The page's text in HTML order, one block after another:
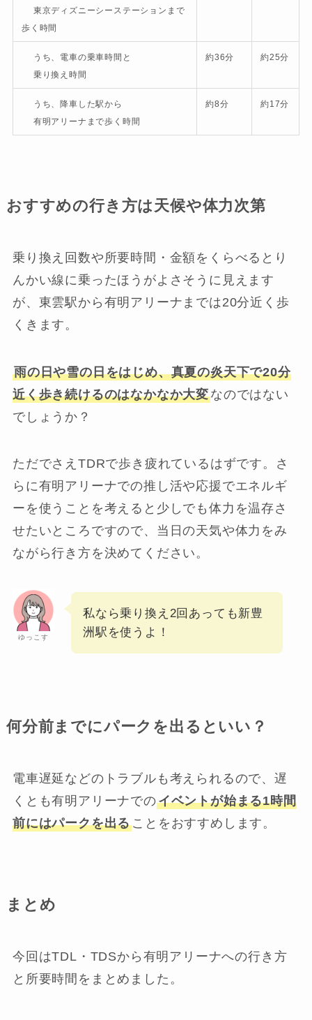
東京ディズニーシーステーションまで
歩く時間
うち、電車の乗車時間と
乗り換え時間
約36分 約25分
うち、降車した駅から
有明アリーナまで歩く時間
約8分 約17分
おすすめの行き方は天候や体力次第
乗り換え回数や所要時間・金額をくらべるとり
んかい線に乗ったほうがよさそうに見えます
が、東雲駅から有明アリーナまでは20分近く歩
くきます。
雨の日や雪の日をはじめ、真夏の炎天下で20分
近く歩き続けるのはなかなか大変なのではない
でしょうか？
ただでさえTDRで歩き疲れているはずです。さ
らに有明アリーナでの推し活や応援でエネルギ
ーを使うことを考えると少しでも体力を温存さ
せたいところですので、当日の天気や体力をみ
ながら行き方を決めてください。
ゆっこす
私なら乗り換え2回あっても新豊
洲駅を使うよ！
何分前までにパークを出るといい？
電車遅延などのトラブルも考えられるので、遅
くとも有明アリーナでのイベントが始まる1時間
前にはパークを出ることをおすすめします。
まとめ
今回はTDL・TDSから有明アリーナへの行き方
と所要時間をまとめました。